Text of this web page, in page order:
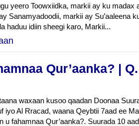
yeero Toowxiidka, markii ay ku madax
Sanamyadoodii, markii ay Su’aaleena
haduu idiin sheegi karo, Markii...
Qur’aanka? |
waxaan kusoo qaadan Doonaa
iyo Al Rracad, waana Qeybtii 7aad ee
u fahamnaa Qur’aanka?. Suurada 10